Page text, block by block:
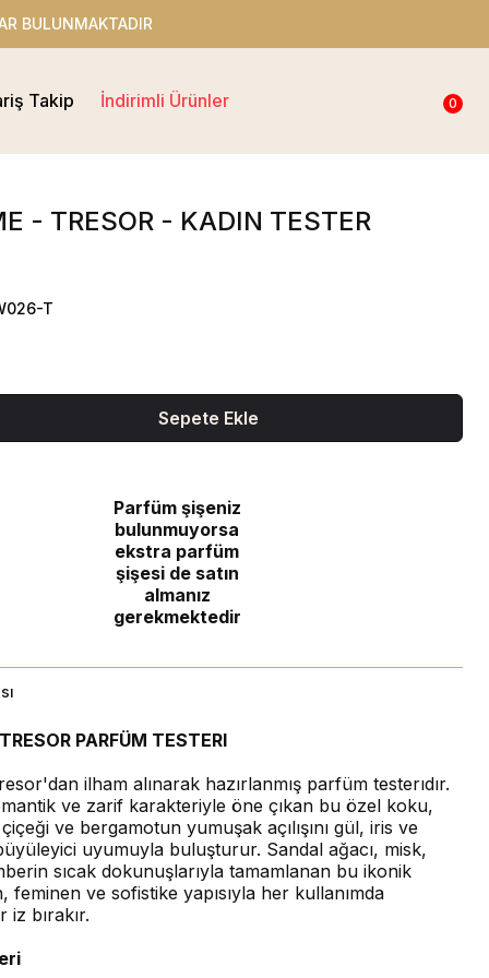
Takip İndirimli Ürünler 0
- TRESOR - KADIN TESTER
T
Sepete Ekle
Parfüm şişeniz
bulunmuyorsa
ekstra parfüm
şişesi de satın
almanız
gerekmektedir
PARFÜM TESTERI
ilham alınarak hazırlanmış parfüm testerıdır.
ve zarif karakteriyle öne çıkan bu özel koku,
çiçeği ve bergamotun yumuşak açılışını gül, iris ve
uyumuyla buluşturur. Sandal ağacı, misk,
sıcak dokunuşlarıyla tamamlanan bu ikonik
feminen ve sofistike yapısıyla her kullanımda
bırakır.